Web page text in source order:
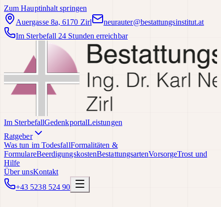
Zum Hauptinhalt springen
Auergasse 8a, 6170 Zirl
neurauter@bestattungsinstitut.at
Im Sterbefall 24 Stunden erreichbar
Im SterbefallGedenkportalLeistungen
Ratgeber
Was tun im TodesfallFormalitäten &
FormulareBeerdigungskostenBestattungsartenVorsorgeTrost und
Hilfe
Über unsKontakt
+43 5238 524 90